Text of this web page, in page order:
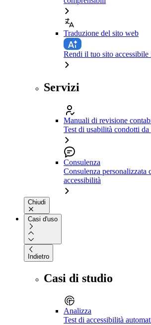
Traduzione del sito web
Rendi il tuo sito
Servizi
Manuali di revisione
Test di usabilità condotti
Consulenza
Consulenza personalizzata
accessibilità
Chiudi
Casi d'uso
Indietro
Casi di studio
Analizza
Test di accessibilità